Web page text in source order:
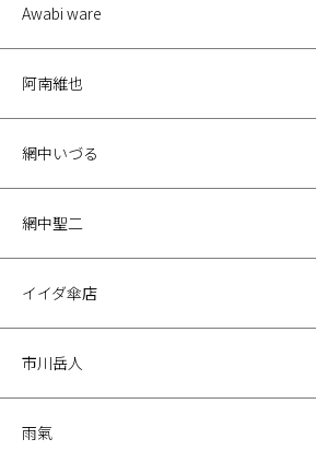
Awabi ware
阿南維也
網中いづる
網中聖二
イイダ傘店
市川岳人
雨氣